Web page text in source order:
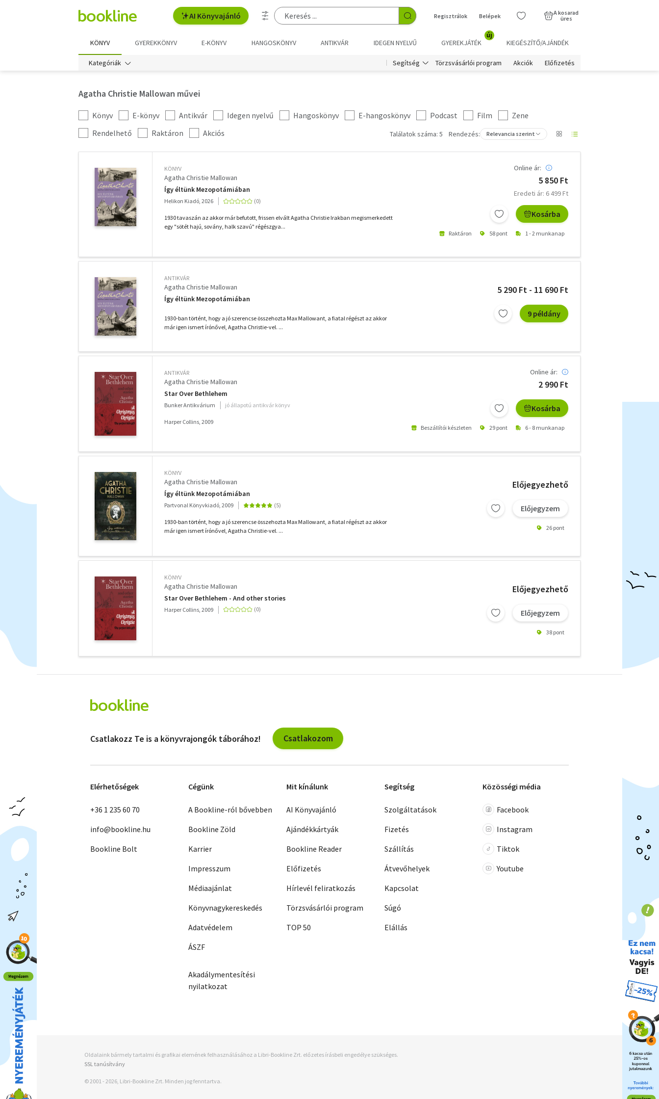
AI Könyvajánló Regisztrálok Belépek
A kosarad
üres
KÖNYV GYEREKKÖNYV E-KÖNYV HANGOSKÖNYV ANTIKVÁR IDEGEN NYELVŰ GYEREKJÁTÉK
új
KIEGÉSZÍTŐ/AJÁNDÉK
Kategóriák Segítség Törzsvásárlói program Akciók Előfizetés
Agatha Christie Mallowan művei
Kategória
szűrés
Könyv E-könyv Antikvár Idegen nyelvű Hangoskönyv E-hangoskönyv Podcast Film
Zene
További
szűrők
Rendelhető Raktáron Akciós Találatok száma: 5 Rendezés: Relevancia szerint
KÖNYV
Agatha Christie Mallowan
Így éltünk Mezopotámiában
Helikon Kiadó, 2026
1930 tavaszán az akkor már befutott, frissen elvált Agatha Christie Irakban megismerkedett
egy "sötét hajú, sovány, halk szavú" régészgya...
Online ár:
5 850 Ft
Eredeti ár: 6 499 Ft
Kosárba
Raktáron 58 pont 1 - 2 munkanap
ANTIKVÁR
Agatha Christie Mallowan
Így éltünk Mezopotámiában
1930-ban történt, hogy a jó szerencse összehozta Max Mallowant, a fiatal régészt az akkor
már igen ismert írónővel, Agatha Christie-vel. ...
5 290 Ft - 11 690 Ft
9 példány
ANTIKVÁR
Agatha Christie Mallowan
Star Over Bethlehem
Bunker Antikvárium jó állapotú antikvár könyv
Harper Collins, 2009
Online ár:
2 990 Ft
Kosárba
Beszállítói készleten 29 pont 6 - 8 munkanap
KÖNYV
Agatha Christie Mallowan
Így éltünk Mezopotámiában
Partvonal Könyvkiadó, 2009
1930-ban történt, hogy a jó szerencse összehozta Max Mallowant, a fiatal régészt az akkor
már igen ismert írónővel, Agatha Christie-vel. ...
Előjegyezhető
Előjegyzem
26 pont
KÖNYV
Agatha Christie Mallowan
Star Over Bethlehem - And other stories
Harper Collins, 2009
Előjegyezhető
Előjegyzem
38 pont
szűrők
Csatlakozz Te is a könyvrajongók táborához! Csatlakozom
Elérhetőségek
+36 1 235 60 70
info@bookline.hu
Bookline Bolt
Cégünk
A Bookline-ról bővebben
Bookline Zöld
Karrier
Impresszum
Médiaajánlat
Könyvnagykereskedés
Adatvédelem
ÁSZF
Akadálymentesítési
nyilatkozat
Mit kínálunk
AI Könyvajánló
Ajándékkártyák
Bookline Reader
Előfizetés
Hírlevél feliratkozás
Törzsvásárlói program
TOP 50
Segítség
Szolgáltatások
Fizetés
Szállítás
Átvevőhelyek
Kapcsolat
Súgó
Elállás
Közösségi média
Facebook
Instagram
Tiktok
Youtube
Oldalaink bármely tartalmi és grafikai elemének felhasználásához a Libri-Bookline Zrt. előzetes írásbeli engedélye szükséges.
SSL tanúsítvány
© 2001 - 2026, Libri-Bookline Zrt. Minden jog fenntartva.